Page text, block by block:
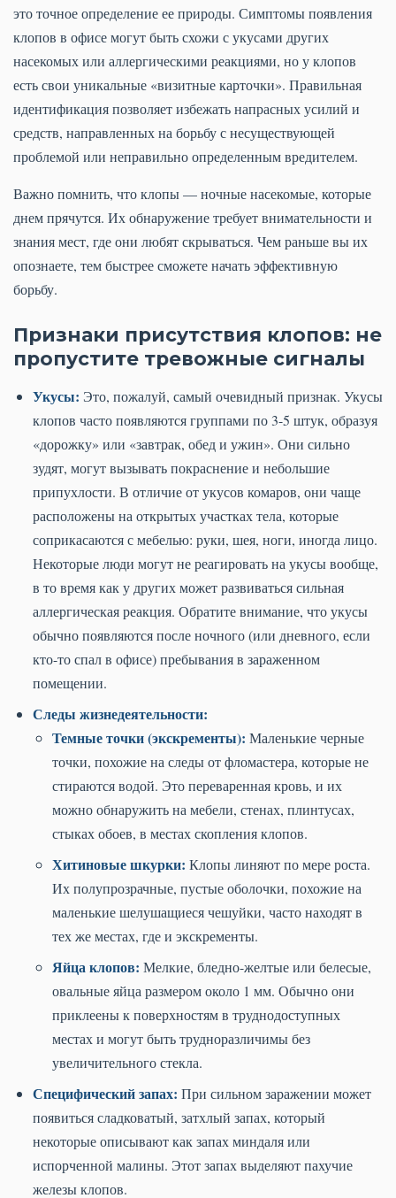
это точное определение ее природы. Симптомы появления
клопов в офисе могут быть схожи с укусами других
насекомых или аллергическими реакциями, но у клопов
есть свои уникальные «визитные карточки». Правильная
идентификация позволяет избежать напрасных усилий и
средств, направленных на борьбу с несуществующей
проблемой или неправильно определенным вредителем.
Важно помнить, что клопы — ночные насекомые, которые
днем прячутся. Их обнаружение требует внимательности и
знания мест, где они любят скрываться. Чем раньше вы их
опознаете, тем быстрее сможете начать эффективную
борьбу.
Признаки присутствия клопов: не
пропустите тревожные сигналы
Укусы: Это, пожалуй, самый очевидный признак. Укусы
клопов часто появляются группами по 3-5 штук, образуя
«дорожку» или «завтрак, обед и ужин». Они сильно
зудят, могут вызывать покраснение и небольшие
припухлости. В отличие от укусов комаров, они чаще
расположены на открытых участках тела, которые
соприкасаются с мебелью: руки, шея, ноги, иногда лицо.
Некоторые люди могут не реагировать на укусы вообще,
в то время как у других может развиваться сильная
аллергическая реакция. Обратите внимание, что укусы
обычно появляются после ночного (или дневного, если
кто-то спал в офисе) пребывания в зараженном
помещении.
Следы жизнедеятельности:
Темные точки (экскременты): Маленькие черные
точки, похожие на следы от фломастера, которые не
стираются водой. Это переваренная кровь, и их
можно обнаружить на мебели, стенах, плинтусах,
стыках обоев, в местах скопления клопов.
Хитиновые шкурки: Клопы линяют по мере роста.
Их полупрозрачные, пустые оболочки, похожие на
маленькие шелушащиеся чешуйки, часто находят в
тех же местах, где и экскременты.
Яйца клопов: Мелкие, бледно-желтые или белесые,
овальные яйца размером около 1 мм. Обычно они
приклеены к поверхностям в труднодоступных
местах и могут быть трудноразличимы без
увеличительного стекла.
Специфический запах: При сильном заражении может
появиться сладковатый, затхлый запах, который
некоторые описывают как запах миндаля или
испорченной малины. Этот запах выделяют пахучие
железы клопов.